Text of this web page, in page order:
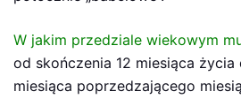
W jakim przedziale wiekowym
od skończenia 12 miesiąca
miesiąca poprzedzającego